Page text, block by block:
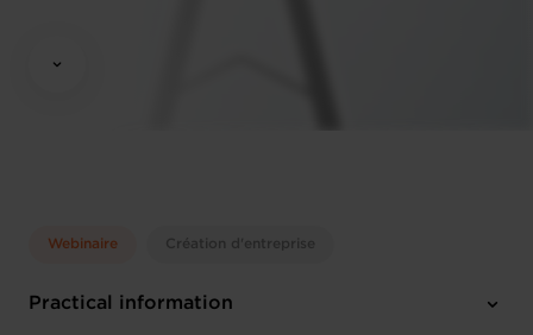
Webinaire Création d'entreprise
Practical information